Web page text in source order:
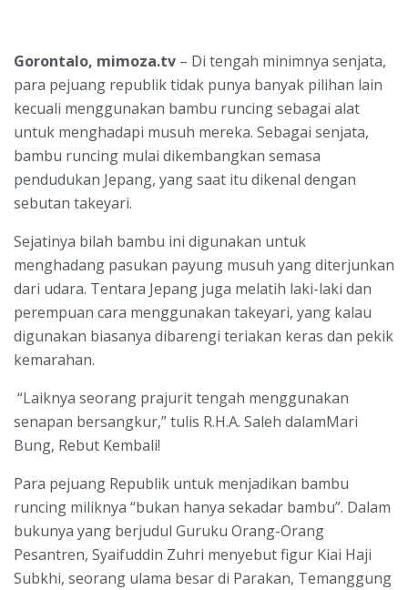
Gorontalo, mimoza.tv – Di tengah minimnya senjata,
para pejuang republik tidak punya banyak pilihan lain
kecuali menggunakan bambu runcing sebagai alat
untuk menghadapi musuh mereka. Sebagai senjata,
bambu runcing mulai dikembangkan semasa
pendudukan Jepang, yang saat itu dikenal dengan
sebutan takeyari.
Sejatinya bilah bambu ini digunakan untuk
menghadang pasukan payung musuh yang diterjunkan
dari udara. Tentara Jepang juga melatih laki-laki dan
perempuan cara menggunakan takeyari, yang kalau
digunakan biasanya dibarengi teriakan keras dan pekik
kemarahan.
“Laiknya seorang prajurit tengah menggunakan
senapan bersangkur,” tulis R.H.A. Saleh dalamMari
Bung, Rebut Kembali!
Para pejuang Republik untuk menjadikan bambu
runcing miliknya “bukan hanya sekadar bambu”. Dalam
bukunya yang berjudul Guruku Orang-Orang
Pesantren, Syaifuddin Zuhri menyebut figur Kiai Haji
Subkhi, seorang ulama besar di Parakan, Temanggung